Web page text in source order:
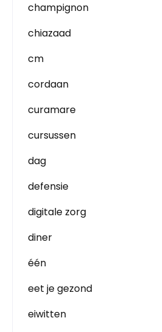
champignon
chiazaad
cm
cordaan
curamare
cursussen
dag
defensie
digitale zorg
diner
één
eet je gezond
eiwitten